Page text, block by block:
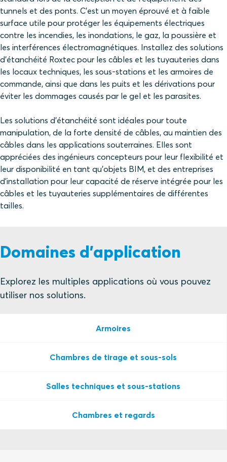
tunnels et des ponts. C'est un moyen éprouvé et à faible
surface utile pour protéger les équipements électriques
contre les incendies, les inondations, le gaz, la poussière et
les interférences électromagnétiques. Installez des solutions
d'étanchéité Roxtec pour les câbles et les tuyauteries dans
les locaux techniques, les sous-stations et les armoires de
commande, ainsi que dans les puits et les dérivations pour
éviter les dommages causés par le gel et les parasites.
Les solutions d'étanchéité sont idéales pour toute
manipulation, de la forte densité de câbles, au maintien des
câbles dans les applications souterraines. Elles sont
appréciées des ingénieurs concepteurs pour leur flexibilité et
leur disponibilité en tant qu'objets BIM, et des entreprises
d'installation pour leur capacité de réserve intégrée pour les
câbles et les tuyauteries supplémentaires de différentes
tailles.
Domaines d'application
Explorez les multiples applications où vous pouvez
utiliser nos solutions.
Armoires
Chambres de tirage et sous-sols
Salles techniques et sous-stations
Chambres et regards